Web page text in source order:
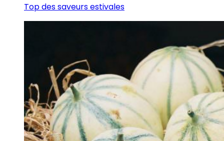
Top des saveurs estivales